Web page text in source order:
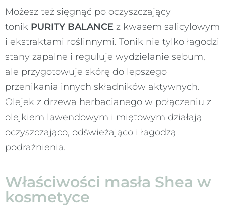
Możesz też sięgnąć po oczyszczający
tonik PURITY BALANCE z kwasem salicylowym
i ekstraktami roślinnymi. Tonik nie tylko łagodzi
stany zapalne i reguluje wydzielanie sebum,
ale przygotowuje skórę do lepszego
przenikania innych składników aktywnych.
Olejek z drzewa herbacianego w połączeniu z
olejkiem lawendowym i miętowym działają
oczyszczająco, odświeżająco i łagodzą
podrażnienia.
Właściwości masła Shea w
kosmetyce